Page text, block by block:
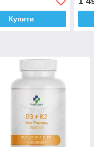
Купити